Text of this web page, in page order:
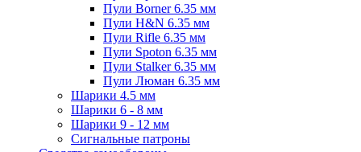
Пули Borner 6.35 мм
Пули H&N 6.35 мм
Пули Rifle 6.35 мм
Пули Spoton 6.35 мм
Пули Stalker 6.35 мм
Пули Люман 6.35 мм
Шарики 4.5 мм
Шарики 6 - 8 мм
Шарики 9 - 12 мм
Сигнальные патроны